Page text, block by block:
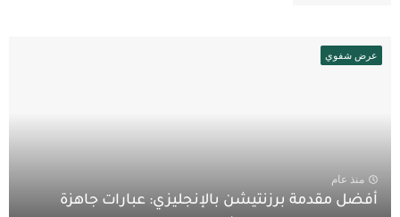
عرض شفوي
منذ عام
أفضل مقدمة برزنتيشن بالإنجليزي: عبارات جاهزة